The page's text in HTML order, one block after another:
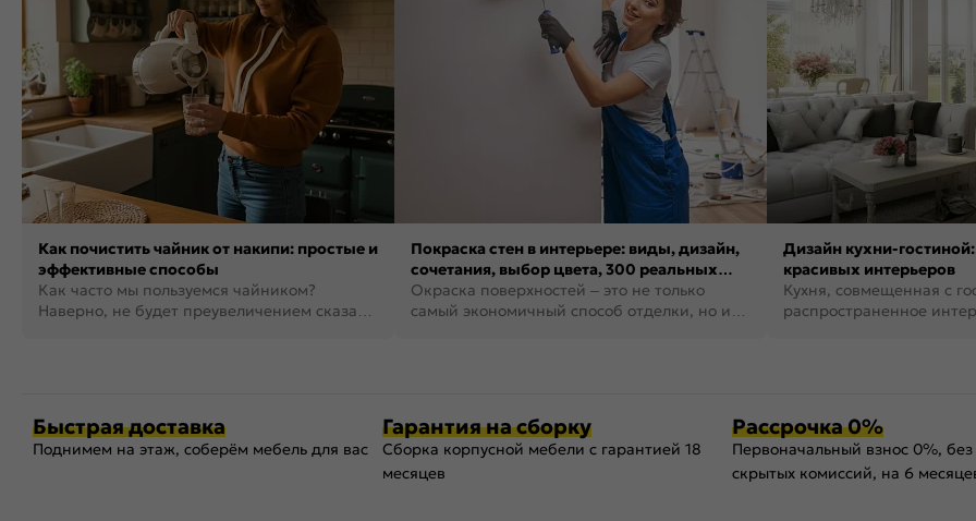
Как почистить чайник от накипи: простые и
эффективные способы
Как часто мы пользуемся чайником?
Наверно, не будет преувеличением сказать,
Покраска стен в интерьере: виды, дизайн,
сочетания, выбор цвета, 300 реальных
фото
Окраска поверхностей – это не только
самый экономичный способ отделки, но и
Дизайн кухни-
красивых интерьеров
Кухня, совмещенная с
распространенное
Быстрая доставка
Поднимем на этаж, соберём мебель для вас
Гарантия на сборку
Сборка корпусной мебели с гарантией 18
месяцев
Рассрочка 0%
Первоначальный взнос 0%,
скрытых комиссий, на 6